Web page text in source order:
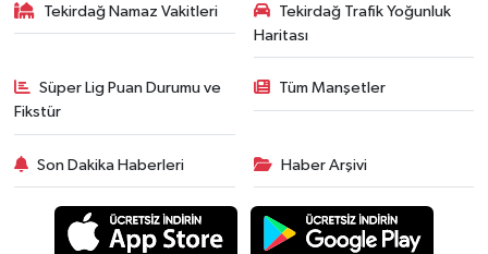
Tekirdağ Namaz Vakitleri
Tekirdağ Trafik Yoğunluk
Haritası
Süper Lig Puan Durumu ve
Fikstür
Tüm Manşetler
Son Dakika Haberleri Haber Arşivi